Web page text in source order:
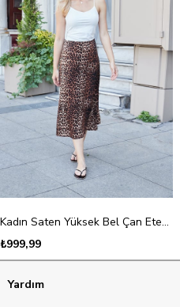
Kadın Saten Yüksek Bel Çan Etek-Leopar
₺999,99
Yardım